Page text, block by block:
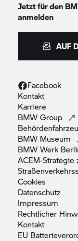
Jetzt für den
anmelden
AUF
Facebook
Kontakt
Karriere
BMWGroup
BMW Museum
BMW Werk
ACEM-Strategie
Cookies
Datenschutz
Impressum
Rechtlicher
Kontakt
EU